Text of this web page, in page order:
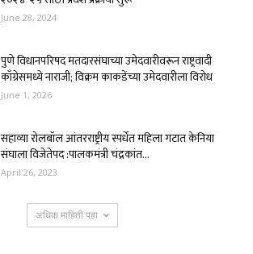
June 28, 2024
पुणे विधानपरिषद मतदारसंघाच्या उमेदवारीवरून राष्ट्रवादी
काँग्रेसमध्ये नाराजी; विक्रम काकडेंच्या उमेदवारीला विरोध
June 1, 2026
सहाव्या रोलबॉल आंतरराष्ट्रीय स्पर्धेत महिला गटात केनिया
संघाला विजेतेपद :पालकमंत्री चंद्रकांत...
April 26, 2023
अधिक माहिती पहा